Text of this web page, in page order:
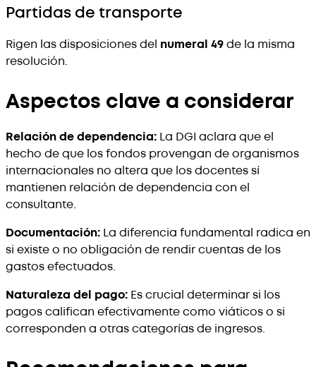
Partidas de transporte
Rigen las disposiciones del numeral 49de la misma
resolución.
Aspectos clave a considerar
Relación de dependencia: La DGI aclara que el
hecho de que los fondos provengan de organismos
internacionales no altera que los docentes sí
mantienen relación de dependencia con el
consultante.
Documentación: La diferencia fundamental radica en
si existe o no obligación de rendir cuentas de los
gastos efectuados.
Naturaleza del pago: Es crucial determinar si los
pagos califican efectivamente como viáticos o si
corresponden a otras categorías de ingresos.